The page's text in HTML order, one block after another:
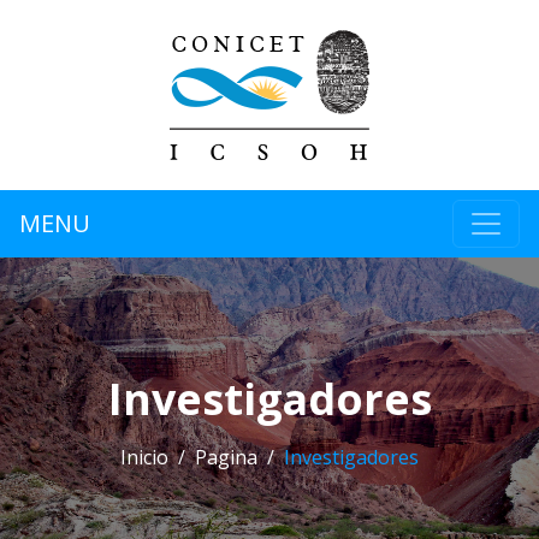
MENU
Investigadores
Inicio Pagina Investigadores